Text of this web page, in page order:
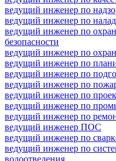
ведущий инженер по
ведущий инженер по
ведущий инженер по
безопасности
ведущий инженер по
ведущий инженер по
ведущий инженер по
ведущий инженер по
ведущий инженер по
ведущий инженер по
ведущий инженер по
ведущий инженер ПОС
ведущий инженер по
ведущий инженер по
водоотведения